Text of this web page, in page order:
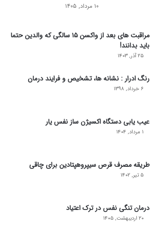
۱۰ مرداد, ۱۴۰۵
مراقبت های بعد از واکسن ۱۵ سالگی که والدین حتما
باید بدانند!
۲۵ آذر, ۱۴۰۳
رنگ ادرار : نشانه ها، تشخیص و فرایند درمان
۶ خرداد, ۱۳۹۸
عیب یابی دستگاه اکسیژن ساز نفس یار
۱ مرداد, ۱۴۰۴
طریقه مصرف قرص سیپروهپتادین برای چاقی
۵ تیر, ۱۴۰۲
درمان تنگی نفس در ترک اعتیاد
۲۰ اردیبهشت, ۱۴۰۵